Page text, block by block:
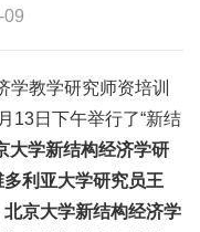
09
学教学研究师资培训
13日下午举行了“新结
大学新结构经济学研
利亚大学研究员王
北京大学新结构经济学